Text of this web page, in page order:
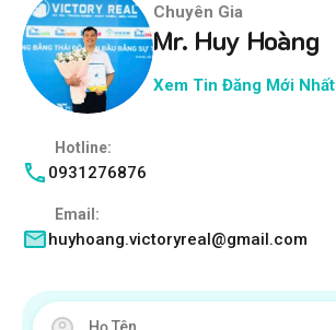
Chuyên Gia
Mr. Huy Hoàng
Xem Tin Đăng Mới Nhất
Hotline:
0931276876
Email:
huyhoang.victoryreal@gmail.com